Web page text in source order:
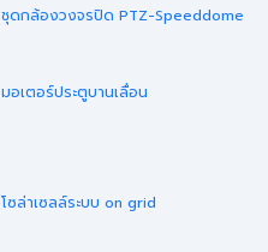
ชุดกล้องวงจรปิด PTZ-Speeddome
มอเตอร์ประตูบานเลื่อน
โซล่าเซลล์ระบบ on grid